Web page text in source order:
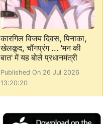
कारगिल विजय दिवस, पिनाका,
खेलकूद, चौंगप्रंग ... 'मन की
बात' में यह बोले प्रधानमंत्री
Published On 26 Jul 2026
13:20:20